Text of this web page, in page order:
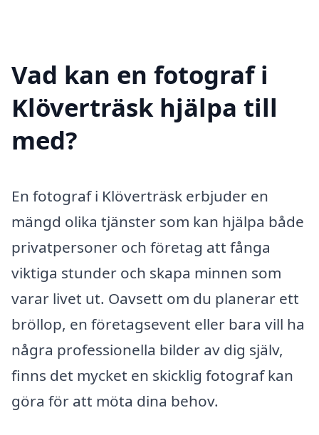
Vad kan en fotograf i
Klöverträsk hjälpa till
med?
En fotograf i Klöverträsk erbjuder en
mängd olika tjänster som kan hjälpa både
privatpersoner och företag att fånga
viktiga stunder och skapa minnen som
varar livet ut. Oavsett om du planerar ett
bröllop, en företagsevent eller bara vill ha
några professionella bilder av dig själv,
finns det mycket en skicklig fotograf kan
göra för att möta dina behov.